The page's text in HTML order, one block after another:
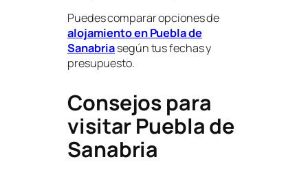
Puedes comparar opciones de
alojamiento en Puebla de
Sanabriasegún tus fechas y
presupuesto.
Consejos para
visitar Puebla de
Sanabria